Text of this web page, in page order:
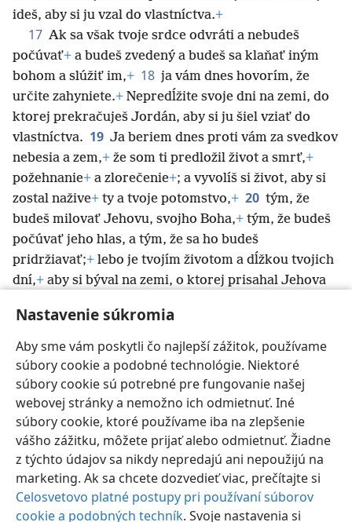
Nastavenie súkromia
Aby sme vám poskytli čo najlepší zážitok, používame
súbory cookie a podobné technológie. Niektoré
súbory cookie sú potrebné pre fungovanie našej
webovej stránky a nemožno ich odmietnuť. Iné
súbory cookie, ktoré používame iba na zlepšenie
vášho zážitku, môžete prijať alebo odmietnuť. Žiadne
z týchto údajov sa nikdy nepredajú ani nepoužijú na
marketing. Ak sa chcete dozvedieť viac, prečítajte si
Celosvetovo platné postupy pri používaní súborov
cookie a podobných techník. Svoje nastavenia si
ideš, aby si ju vzal do vlastníctva.+
17 Ak sa však tvoje srdce odvráti a nebudeš
počúvať+ a budeš zvedený a budeš sa klaňať iným
bohom a slúžiť im,+ 18 ja vám dnes hovorím, že
určite zahyniete.+ Nepredĺžite svoje dni na zemi, do
ktorej prekračuješ Jordán, aby si ju šiel vziať do
vlastníctva. 19 Ja beriem dnes proti vám za svedkov
nebesia a zem,+ že som ti predložil život a smrť,+
požehnanie+ a zlorečenie+; a vyvolíš si život, aby si
zostal nažive+ ty a tvoje potomstvo,+ 20 tým, že
budeš milovať Jehovu, svojho Boha,+ tým, že budeš
počúvať jeho hlas, a tým, že sa ho budeš
pridržiavať;+ lebo je tvojím životom a dĺžkou tvojich
dní,+ aby si býval na zemi, o ktorej prisahal Jehova
im [ju] dá.“+
Slovenčina Poslať odkaz Nastavenia
Copyright © 2026 Watch Tower Bible and Tract Society of Pennsylvania
Podmienky používania Ochrana súkromia
Nastavenie súkromia
JW.ORG
Prihlásiť sa